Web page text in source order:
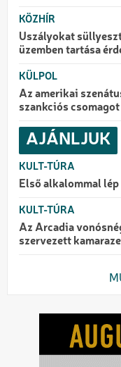
KÖZHÍR
Uszályokat
üzemben tartása
KÜLPOL
Az amerikai
szankciós csomagot
AJÁNLJUK
KULT-TÚRA
Első alkalommal
KULT-TÚRA
Az Arcadia
szervezett